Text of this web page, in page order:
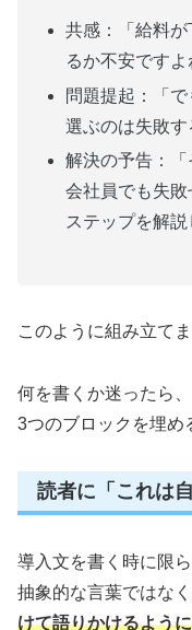
共感：「給料
るか不安ですよ
問題提起：「
選ぶのは失敗す
解決の予告：
会社員でも失
ステップを解説
このように組み立てま
何を書くか迷ったら
3つのブロックを埋め
読者に「これは
導入文を書く時に限
抽象的な言葉ではなく
けて語りかけるよう